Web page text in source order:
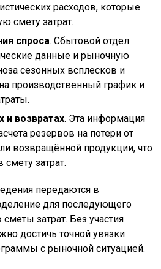
расходов, которые
смету затрат.
спроса. Сбытовой отдел
данные и рыночную
сезонных всплесков и
производственный график и
и возвратах. Эта информация
резервов на потери от
возвращённой продукции, что
затрат.
передаются в
для последующего
затрат. Без участия
достичь точной увязки
с рыночной ситуацией.